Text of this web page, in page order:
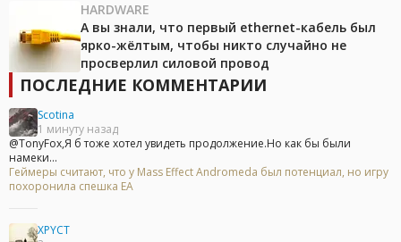
HARDWARE
А вы знали, что первый ethernet-кабель был
ярко-жёлтым, чтобы никто случайно не
просверлил силовой провод
ПОСЛЕДНИЕ КОММЕНТАРИИ
Scotina
1 минуту назад
@TonyFox,Я б тоже хотел увидеть продолжение.Но как бы были
намеки...
Геймеры считают, что у Mass Effect Andromeda был потенциал, но игру
похоронила спешка EA
XPYCT